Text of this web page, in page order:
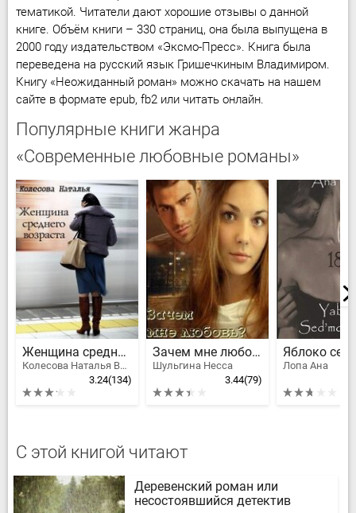
тематикой. Читатели дают хорошие отзывы о данной
книге. Объём книги – 330 страниц, она была выпущена в
2000 году издательством «Эксмо-Пресс». Книга была
переведена на русский язык Гришечкиным Владимиром.
Книгу «Неожиданный роман» можно скачать на нашем
сайте в формате epub, fb2 или читать онлайн.
Популярные книги жанра
«Современные любовные романы»
Женщина среднего возраста
Колесова Наталья Валенидовна, Караванова Наталья Михайловна
3.24(134)
Зачем мне любовь?
Шульгина Несса
3.44(79)
Лопа Ана
С этой книгой читают
Деревенский роман или
несостоявшийся детектив